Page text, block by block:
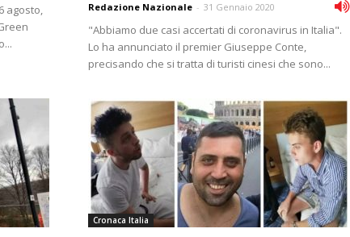
agosto,
Redazione Nazionale - 31 Gennaio 2020
"Abbiamo due casi accertati di coronavirus in Italia".
Lo ha annunciato il premier Giuseppe Conte,
precisando che si tratta di turisti cinesi che sono...
Cronaca Italia